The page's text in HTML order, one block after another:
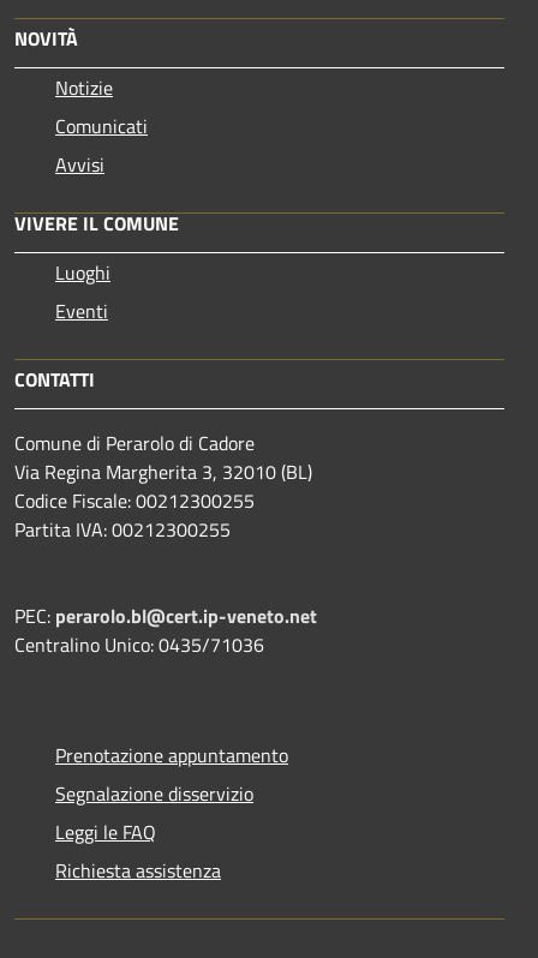
NOVITÀ
Notizie
Comunicati
Avvisi
VIVERE IL COMUNE
Luoghi
Eventi
CONTATTI
Comune di Perarolo di Cadore
Via Regina Margherita 3, 32010 (BL)
Codice Fiscale: 00212300255
Partita IVA: 00212300255
PEC: perarolo.bl@cert.ip-veneto.net
Centralino Unico: 0435/71036
Prenotazione appuntamento
Segnalazione disservizio
Leggi le FAQ
Richiesta assistenza